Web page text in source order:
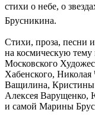
стихи о небе, о
Брусникина.
Стихи, проза, песни
на космическую тему
Московского
Хабенского,
Ващилина,
Алексея Варущенко,
и самой Марины